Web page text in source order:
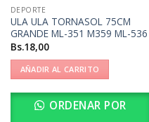
DEPORTE
ULA ULA TORNASOL 75CM
GRANDE ML-351 M359 ML-536
Bs.18,00
AÑADIR AL CARRITO
ORDENAR POR